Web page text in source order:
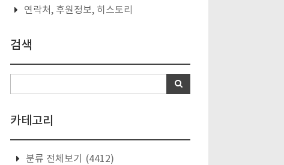
연락처, 후원정보, 히스토리
검색
카테고리
분류 전체보기
(4412)